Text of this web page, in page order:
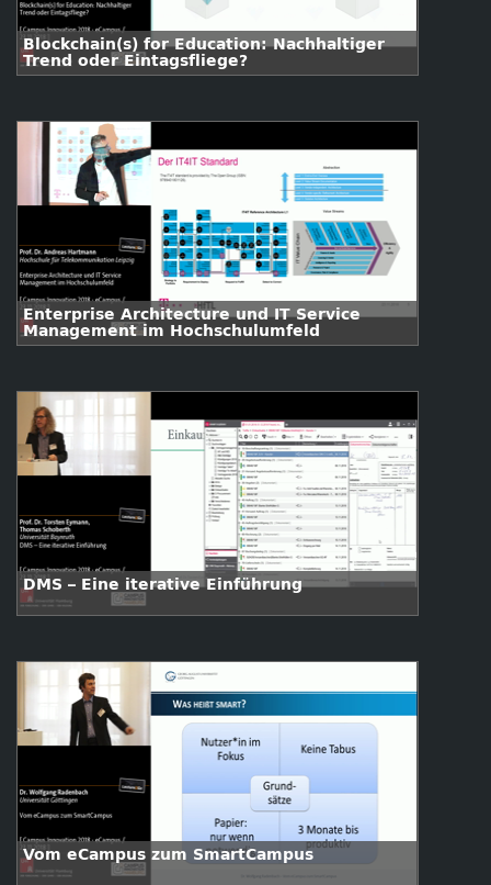
Blockchain(s) for Education: Nachhaltiger
Trend oder Eintagsfliege?
Enterprise Architecture und IT Service
Management im Hochschulumfeld
DMS – Eine iterative Einführung
Vom eCampus zum SmartCampus